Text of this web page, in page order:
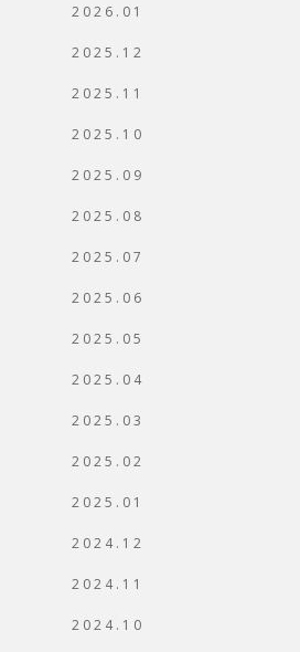
2026.01
2025.12
2025.11
2025.10
2025.09
2025.08
2025.07
2025.06
2025.05
2025.04
2025.03
2025.02
2025.01
2024.12
2024.11
2024.10